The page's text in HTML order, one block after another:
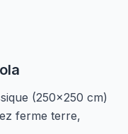
(250x250 cm)
ferme terre,